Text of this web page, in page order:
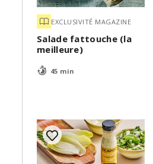
EXCLUSIVITÉ MAGAZINE
Salade fattouche (la
meilleure)
45 min